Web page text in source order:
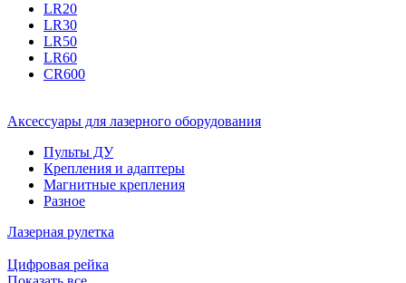
LR20
LR30
LR50
LR60
CR600
Аксессуары для лазерного оборудования
Пульты ДУ
Крепления и адаптеры
Магнитные крепления
Разное
Лазерная рулетка
Цифровая рейка